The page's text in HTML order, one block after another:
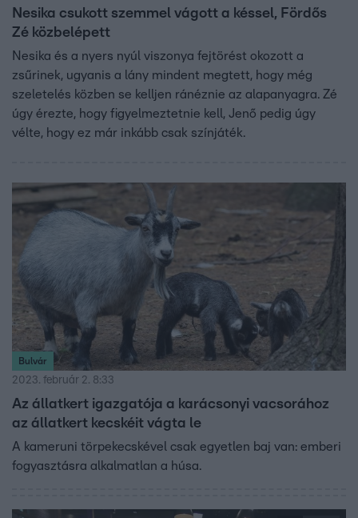
Nesika csukott szemmel vágott a késsel, Fördős
Zé közbelépett
Nesika és a nyers nyúl viszonya fejtörést okozott a
zsűrinek, ugyanis a lány mindent megtett, hogy még
szeletelés közben se kelljen ránéznie az alapanyagra. Zé
úgy érezte, hogy figyelmeztetnie kell, Jenő pedig úgy
vélte, hogy ez már inkább csak színjáték.
Bulvár
2023. február 2. 8:33
Az állatkert igazgatója a karácsonyi vacsorához
az állatkert kecskéit vágta le
A kameruni törpekecskével csak egyetlen baj van: emberi
fogyasztásra alkalmatlan a húsa.